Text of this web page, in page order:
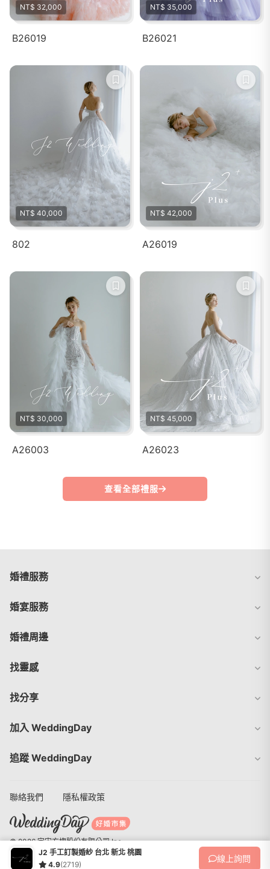
NT$ 32,000
B26019
NT$ 35,000
B26021
NT$ 40,000
802
NT$ 42,000
A26019
NT$ 30,000
A26003
NT$ 45,000
A26023
查看全部禮服
J2 手工訂製婚紗 台北 新北 桃園
4.9(2719)
線上詢問
婚禮服務
婚宴服務
婚禮周邊
找靈感
找分享
加入 WeddingDay
追蹤 WeddingDay
聯絡我們 隱私權政策
© 2026 宇宙方塊股份有限公司 Inc.